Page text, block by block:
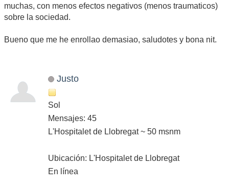
muchas, con menos efectos negativos (menos traumaticos)
sobre la sociedad.
Bueno que me he enrollao demasiao, saludotes y bona nit.
Justo
Sol
Mensajes: 45
L'Hospitalet de Llobregat ~ 50 msnm
Ubicación: L'Hospitalet de Llobregat
En línea